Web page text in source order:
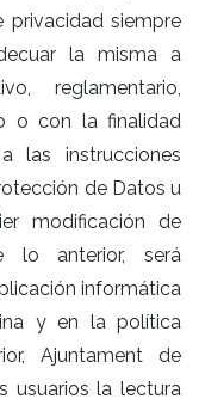
privacidad siempre
la misma a
reglamentario,
o con la finalidad
las instrucciones
de Datos u
modificación de
lo anterior, será
informática
y en la política
Ajuntament de
usuarios la lectura